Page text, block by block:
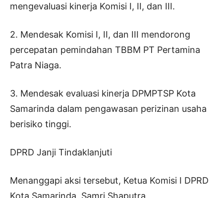
mengevaluasi kinerja Komisi I, II, dan III.
2. Mendesak Komisi I, II, dan III mendorong
percepatan pemindahan TBBM PT Pertamina
Patra Niaga.
3. Mendesak evaluasi kinerja DPMPTSP Kota
Samarinda dalam pengawasan perizinan usaha
berisiko tinggi.
DPRD Janji Tindaklanjuti
Menanggapi aksi tersebut, Ketua Komisi I DPRD
Kota Samarinda, Samri Shaputra,